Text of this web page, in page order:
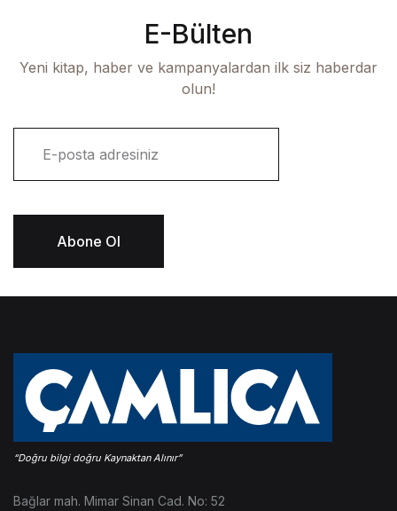
E-Bülten
Yeni kitap, haber ve kampanyalardan ilk siz haberdar
olun!
Abone Ol
Bağlar mah. Mimar Sinan Cad. No: 52